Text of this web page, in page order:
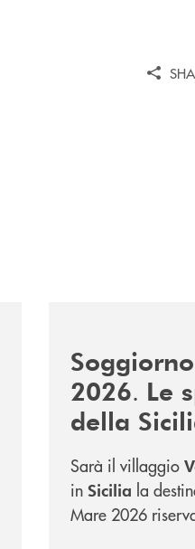
2026. Le
della
Soci BTL.
Sarà il villaggio
in Sicilia la
Mare 2026